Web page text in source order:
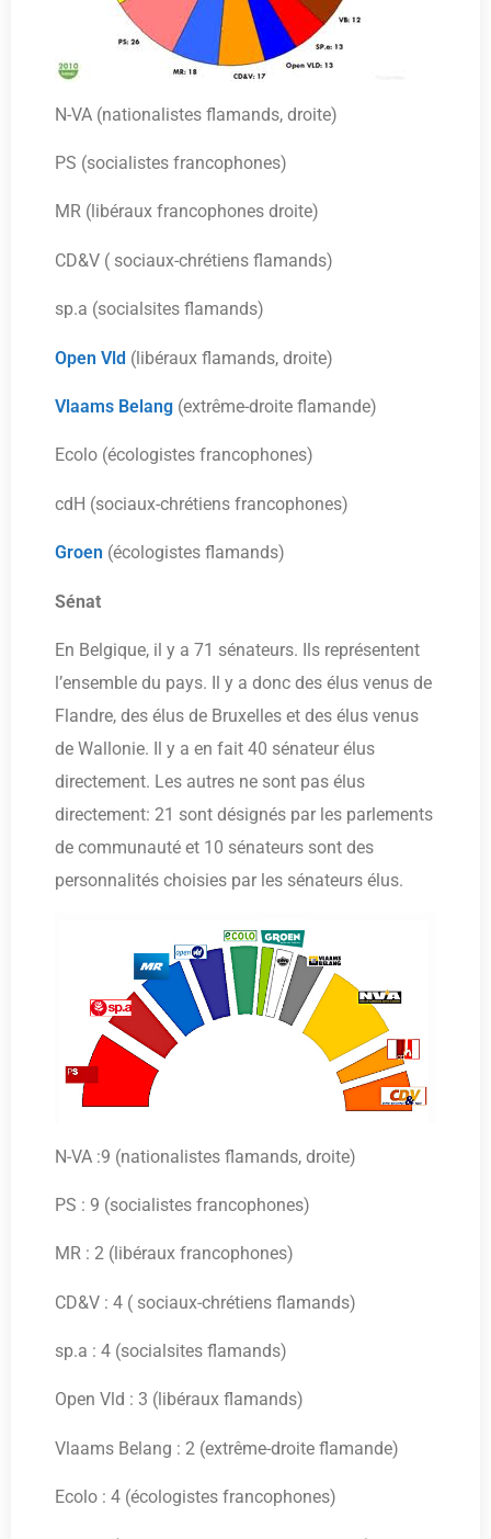
N-VA (nationalistes flamands, droite)
PS (socialistes francophones)
MR (libéraux francophones droite)
CD&V ( sociaux-chrétiens flamands)
sp.a (socialsites flamands)
Open Vld (libéraux flamands, droite)
Vlaams Belang (extrême-droite flamande)
Ecolo (écologistes francophones)
cdH (sociaux-chrétiens francophones)
Groen (écologistes flamands)
Sénat
En Belgique, il y a 71 sénateurs. Ils représentent
l’ensemble du pays. Il y a donc des élus venus de
Flandre, des élus de Bruxelles et des élus venus
de Wallonie. Il y a en fait 40 sénateur élus
directement. Les autres ne sont pas élus
directement: 21 sont désignés par les parlements
de communauté et 10 sénateurs sont des
personnalités choisies par les sénateurs élus.
N-VA :9 (nationalistes flamands, droite)
PS : 9 (socialistes francophones)
MR : 2 (libéraux francophones)
CD&V : 4 ( sociaux-chrétiens flamands)
sp.a : 4 (socialsites flamands)
Open Vld : 3 (libéraux flamands)
Vlaams Belang : 2 (extrême-droite flamande)
Ecolo : 4 (écologistes francophones)